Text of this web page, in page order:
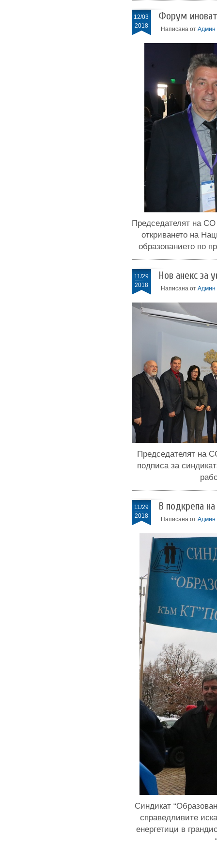
12/03
2018
Форум
Написана от Админ
Председателят на
откриването на
образованието по
11/29
2018
Нов анекс за
Написана от Админ
Председателят на
подписа за
11/29
2018
В подкрепа
Написана от Админ
Синдикат
справедливите
енергетици в